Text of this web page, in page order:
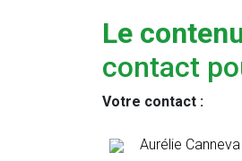
Le
contact
Votre contact :
Aurélie